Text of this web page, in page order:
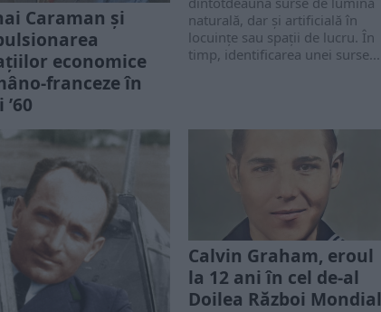
Caraman şi
economice
franceze în
octombrie 1958
Mihai Caraman a fost
de către conducerea
de Informaţii Externe
în Franţa, sub...
naturală, dar și artificială în
locuințe sau spații de lucru. În
timp, identificarea unei surse...
Calvin Graham, eroul
la 12 ani în cel de-al
Doilea Război Mondial